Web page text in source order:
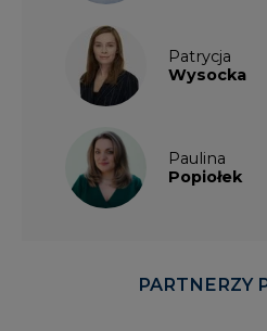
Patrycja
Wysocka
Paulina
Popiołek
PARTNERZY